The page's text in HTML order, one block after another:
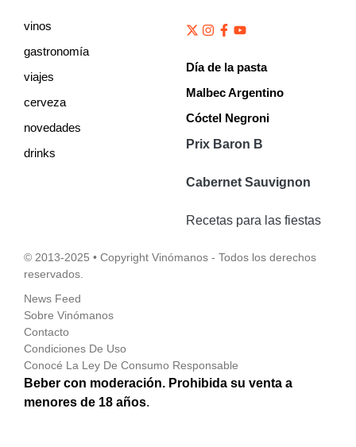
vinos
gastronomía
viajes
cerveza
novedades
drinks
Día de la pasta
Malbec Argentino
Cóctel Negroni
Prix Baron B
Cabernet Sauvignon
Recetas para las fiestas
© 2013-2025 • Copyright Vinómanos - Todos los derechos
reservados.
News Feed
Sobre Vinómanos
Contacto
Condiciones De Uso
Conocé La Ley De Consumo Responsable
Beber con moderación. Prohibida su venta a
menores de 18 años.